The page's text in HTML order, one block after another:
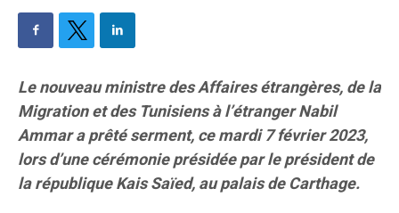
Le nouveau ministre des Affaires étrangères, de la
Migration et des Tunisiens à l’étranger Nabil
Ammar a prêté serment, ce mardi 7 février 2023,
lors d’une cérémonie présidée par le président de
la république Kais Saïed, au palais de Carthage.